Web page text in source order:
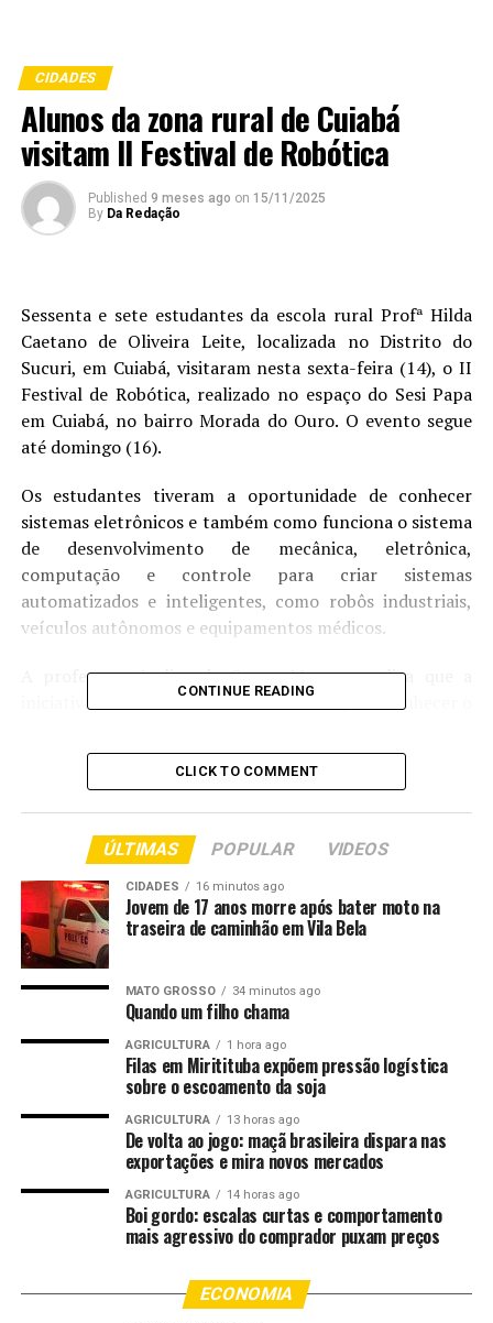
CIDADES
Alunos da zona rural de Cuiabá
visitam II Festival de Robótica
Published 9 meses ago on 15/11/2025
By Da Redação
Sessenta e sete estudantes da escola rural Profª Hilda
Caetano de Oliveira Leite, localizada no Distrito do
Sucuri, em Cuiabá, visitaram nesta sexta-feira (14), o II
Festival de Robótica, realizado no espaço do Sesi Papa
em Cuiabá, no bairro Morada do Ouro. O evento segue
até domingo (16).
Os estudantes tiveram a oportunidade de conhecer
sistemas eletrônicos e também como funciona o sistema
de desenvolvimento de mecânica, eletrônica,
computação e controle para criar sistemas
automatizados e inteligentes, como robôs industriais,
veículos autônomos e equipamentos médicos.
A professora Ivelize de Souza Moraes explica que a
iniciativa de levar alunos do 5º e 6º ano para conhecer o
pela participação nas provas do SAEB (Sistema de
Avaliação da Educação Básica). “Todos se esforçaram
para comparecer no dia e horário para realizar uma boa
prova. Daí, decidimos homenageá-lo”, disse.
A estudante Nicolly Vitoria agradeceu a direção da
escola pela oportunidade de conhecer o evento. “É uma
experiência única. Nós podemos ver que os alunos tem
uma capacidade incrível de produzir, o que nos motiva a
estudar ainda mais, pensar em entrar numa Faculdade”,
A aluna Claudiany Evangelista também aprovou a visita.
“Amo Matemática. É minha disciplina preferida. Achei
tudo muito legal. A tecnologia desperta curiosidade. Saio
daqui muito satisfeita”.
#PraCegoVer
A foto ilustra um grupo de estudantes vestidos com
uma tela azul indicando que se trata de um evento de
CONTINUE READING
CLICK TO COMMENT
ÚLTIMAS POPULAR VIDEOS
CIDADES 16 minutos ago
Jovem de 17 anos morre após bater moto na
traseira de caminhão em Vila Bela
MATO GROSSO 34 minutos ago
Quando um filho chama
AGRICULTURA 1 hora ago
Filas em Miritituba expõem pressão logística
sobre o escoamento da soja
AGRICULTURA 13 horas ago
De volta ao jogo: maçã brasileira dispara nas
exportações e mira novos mercados
AGRICULTURA 14 horas ago
Boi gordo: escalas curtas e comportamento
mais agressivo do comprador puxam preços
ECONOMIA